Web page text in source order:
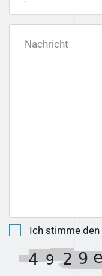
Nachricht
Ich stimme den